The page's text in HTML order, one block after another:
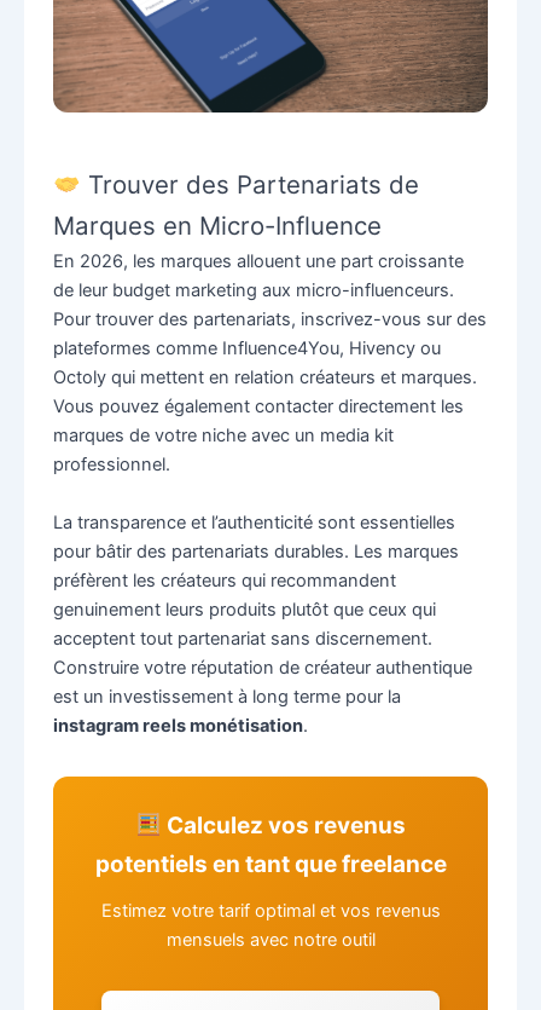
Trouver des Partenariats de
Marques en Micro-Influence
En 2026, les marques allouent une part croissante
de leur budget marketing aux micro-influenceurs.
Pour trouver des partenariats, inscrivez-vous sur des
plateformes comme Influence4You, Hivency ou
Octoly qui mettent en relation créateurs et marques.
Vous pouvez également contacter directement les
marques de votre niche avec un media kit
professionnel.
La transparence et l’authenticité sont essentielles
pour bâtir des partenariats durables. Les marques
préfèrent les créateurs qui recommandent
genuinement leurs produits plutôt que ceux qui
acceptent tout partenariat sans discernement.
Construire votre réputation de créateur authentique
est un investissement à long terme pour la
instagram reels monétisation.
Calculez vos revenus
potentiels en tant que freelance
Estimez votre tarif optimal et vos revenus
mensuels avec notre outil